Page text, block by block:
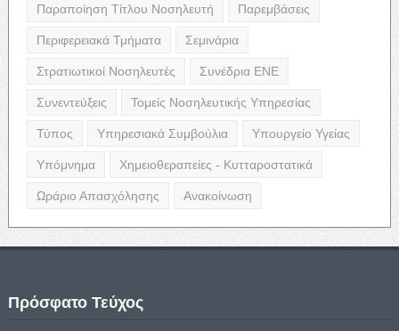
Παραποίηση Τίτλου Νοσηλευτή Παρεμβάσεις
Περιφερειακά Τμήματα Σεμινάρια
Στρατιωτικοί Νοσηλευτές Συνέδρια ΕΝΕ
Συνεντεύξεις Τομείς Νοσηλευτικής Υπηρεσίας
Τύπος Υπηρεσιακά Συμβούλια Υπουργείο Υγείας
Υπόμνημα Χημειοθεραπείες - Κυτταροστατικά
Ωράριο Απασχόλησης Ανακοίνωση
Πρόσφατο Τεύχος